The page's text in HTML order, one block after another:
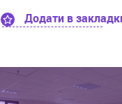
Додати в